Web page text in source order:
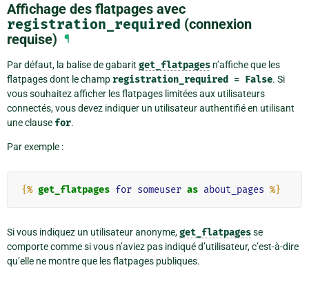
Affichage des flatpages avec
registration_required (connexion
requise) ¶
Par défaut, la balise de gabarit get_flatpages n’affiche que les
flatpages dont le champ registration_required = False. Si
vous souhaitez afficher les flatpages limitées aux utilisateurs
connectés, vous devez indiquer un utilisateur authentifié en utilisant
une clause for.
Par exemple :
{% get_flatpages for someuser as about_pages %}
Si vous indiquez un utilisateur anonyme,get_flatpagesse
comporte comme si vous n’aviez pas indiqué d’utilisateur, c’est-à-dire
qu’elle ne montre que les flatpages publiques.